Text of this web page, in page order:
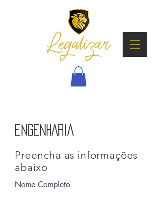
ENGENHARIA
Preencha as informações
abaixo
Nome Completo